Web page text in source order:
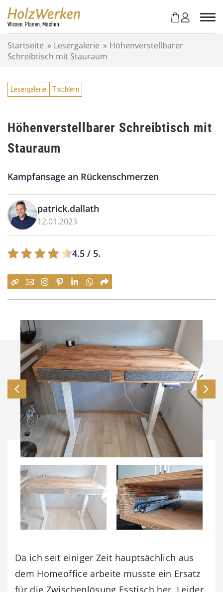
Startseite » Lesergalerie » Höhenverstellbarer
Schreibtisch mit Stauraum
Lesergalerie Tischlern
Höhenverstellbarer Schreibtisch mit
Stauraum
Kampfansage an Rückenschmerzen
patrick.dallath
12.01.2023
4.5 / 5.
Da ich seit einiger Zeit hauptsächlich aus
dem Homeoffice arbeite musste ein Ersatz
für die Zwischenlösung Esstisch her. Leider